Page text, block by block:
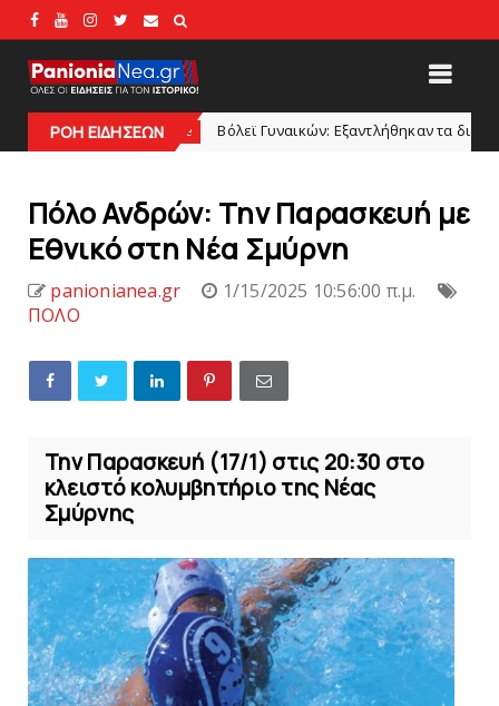
ΡΟΗ ΕΙΔΗΣΕΩΝ
slide Bόλεϊ Γυναικών: Εξαντλήθηκαν τα διαρκείας για τη Θύρα 2
Πόλο Ανδρών: Την Παρασκευή με
Εθνικό στη Nέα Σμύρνη
panionianea.gr
1/15/2025 10:56:00 π.μ.
ΠΟΛΟ
Την Παρασκευή (17/1) στις 20:30 στο
κλειστό κολυμβητήριο της Νέας
Σμύρνης